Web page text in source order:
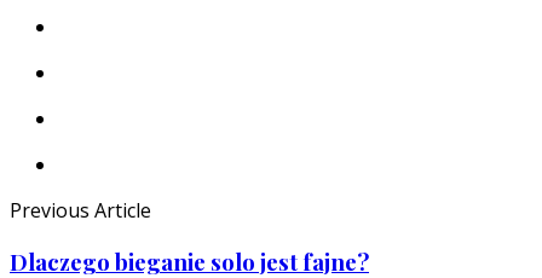
Previous Article
Dlaczego bieganie solo jest fajne?